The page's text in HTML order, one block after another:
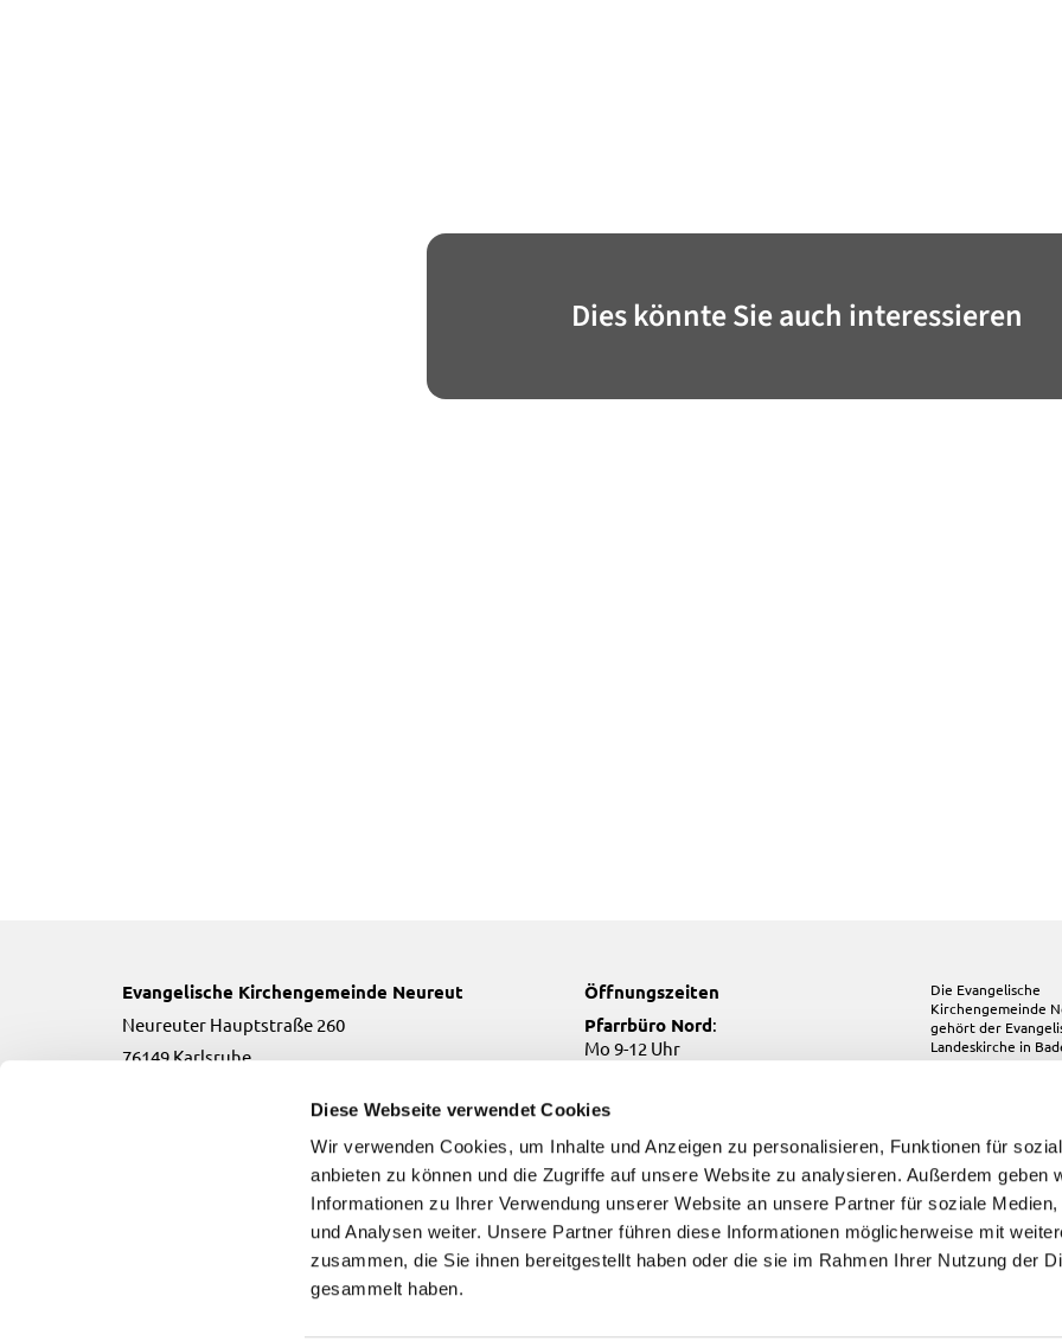
Diese Webseite verwendet Cookies
Wir verwenden Cookies, um Inhalte und Anzeigen zu personalisieren, Funktionen für
anbieten zu können und die Zugriffe auf unsere Website zu analysieren. Außerdem geben
Informationen zu Ihrer Verwendung unserer Website an unsere Partner für soziale Medien,
und Analysen weiter. Unsere Partner führen diese Informationen möglicherweise mit
zusammen, die Sie ihnen bereitgestellt haben oder die sie im Rahmen Ihrer Nutzung der
gesammelt haben.
Dies könnte Sie auch interessieren
Evangelische Kirchengemeinde Neureut
Neureuter Hauptstraße 260
76149 Karlsruhe
neureut(at)kbz.ekiba.de
Öffnungszeiten
Pfarrbüro Nord:
Mo 9-12 Uhr
Pfarrbüro Kirchfeld:
Do, Fr 9-12 Uhr
Pfarrbüro Süd :
Di, Fr 9-12 Uhr
Die Evangelische
Kirchengemeinde
gehört der
Landeskirche in
Evangelische Kirchengemeinde Neureut Kontakt Impressum